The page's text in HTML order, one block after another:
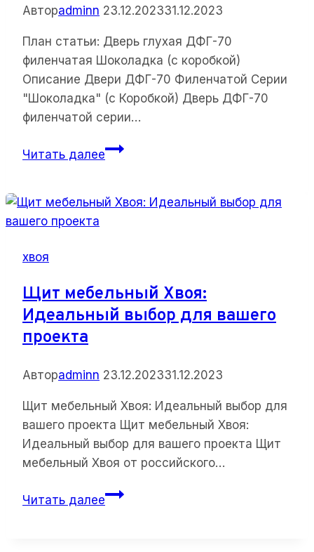
Авторadminn 23.12.202331.12.2023
План статьи: Дверь глухая ДФГ-70
филенчатая Шоколадка (с коробкой)
Описание Двери ДФГ-70 Филенчатой Серии
"Шоколадка" (с Коробкой) Дверь ДФГ-70
филенчатой серии…
Читать далееПлан
глухая
коробкой)
хвоя
Щит мебельный Хвоя:
Идеальный выбор для вашего
проекта
Авторadminn 23.12.202331.12.2023
Щит мебельный Хвоя: Идеальный выбор для
вашего проекта Щит мебельный Хвоя:
Идеальный выбор для вашего проекта Щит
мебельный Хвоя от российского…
Читать далееЩит